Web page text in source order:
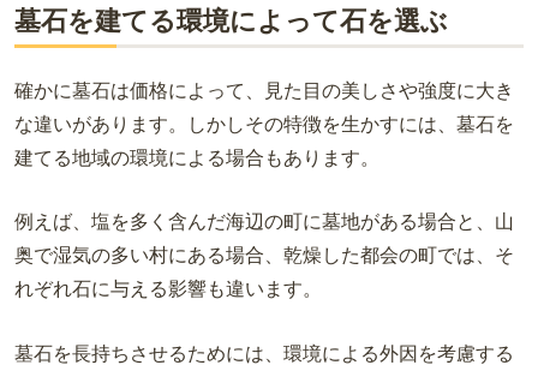
墓石を建てる環境によって石を選ぶ
確かに墓石は価格によって、見た目の美しさや強度に大き
な違いがあります。しかしその特徴を生かすには、墓石を
建てる地域の環境による場合もあります。
例えば、塩を多く含んだ海辺の町に墓地がある場合と、山
奥で湿気の多い村にある場合、乾燥した都会の町では、そ
れぞれ石に与える影響も違います。
墓石を長持ちさせるためには、環境による外因を考慮する